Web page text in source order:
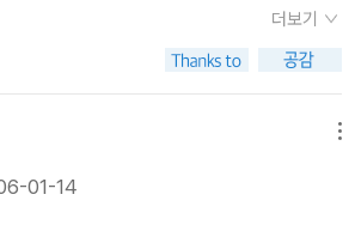
르바가 죽기 전 머문 독일의 어느 마을 교
는 죽는 순간까지도 힘이 넘쳤으며 주인
있으면 찾아가라는 것이었다. 그 마지막
없이 자유롭고 또한 사람에 대한 애정으
지막한 마음에 감탄하였다. 아마 주인공 역
가 그리스를 찾아가고 싶은 마음은 그리
고 했으니 마음이 하고자 하는 바를 따라
도에 어긋남이 없다는 말이렸다. 자유로
에게 피해를 끼치지 않고 내 스스로를 부끄
격이 조금 소심하고 내성적이라고 한들
굳이 폭포아래 찬물을 뒤집어 쓰면서 고행
말이다. 생겨먹은 대로 살아가는 것도
이 생겼다. 부처의 행적을 더듬던 그처럼
충만한 사람, 영혼의 풍요를 위해 전생을
'살아있는 사람' ,그야 말로 그의 삶 그 자
도 그리 일치할 수 있는지...그러나 삶의
하나로 묶는 것은 영혼이 얼마나 닮아 있
삶과 존재를 확인하는 조르바나 부처를 좇
더보기
01-14